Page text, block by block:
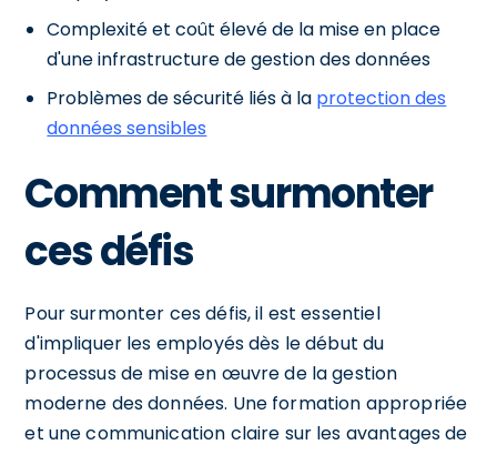
Complexité et coût élevé de la mise en place
d'une infrastructure de gestion des données
Problèmes de sécurité liés à la protection des
données sensibles
Comment surmonter
ces défis
Pour surmonter ces défis, il est essentiel
d'impliquer les employés dès le début du
processus de mise en œuvre de la gestion
moderne des données. Une formation appropriée
et une communication claire sur les avantages de